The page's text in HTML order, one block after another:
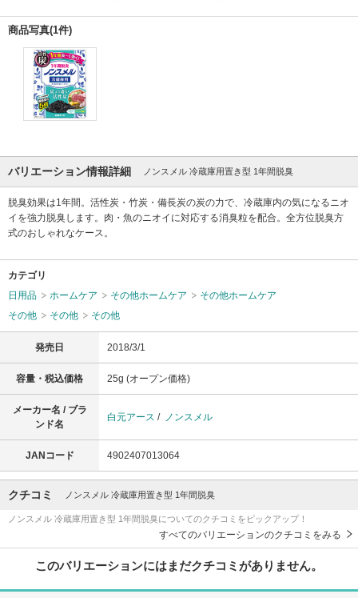
商品写真(1件)
バリエーション情報詳細 ノンスメル 冷蔵庫用置き型 1年間脱臭
脱臭効果は1年間。活性炭・竹炭・備長炭の炭の力で、冷蔵庫内の気になるニオ
イを強力脱臭します。肉・魚のニオイに対応する消臭粒を配合。全方位脱臭方
式のおしゃれなケース。
カテゴリ
日用品
ホームケア その他ホームケア
その他ホームケア
その他
その他 その他
発売日 2018/3/1
容量・税込価格 25g (オープン価格)
メーカー名 / ブラ
ンド名
白元アース / ノンスメル
JANコード 4902407013064
クチコミ ノンスメル 冷蔵庫用置き型 1年間脱臭
ノンスメル 冷蔵庫用置き型 1年間脱臭についてのクチコミをピックアップ！
すべてのバリエーションのクチコミをみる
このバリエーションにはまだクチコミがありません。